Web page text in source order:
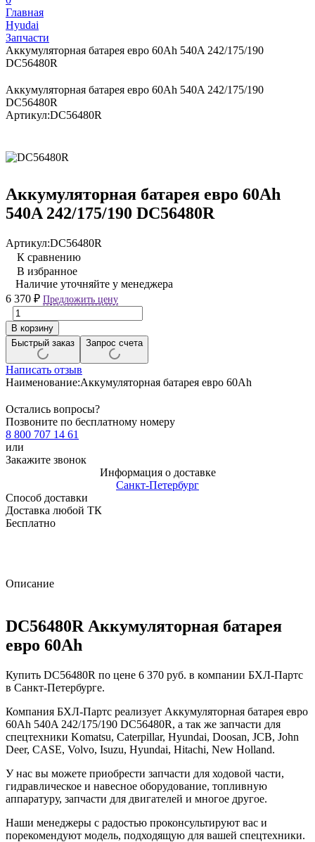
Главная
Hyudai
Запчасти
Аккумуляторная батарея евро 60Ah 540A 242/175/190
DC56480R
Аккумуляторная батарея евро 60Ah 540A 242/175/190
DC56480R
Артикул:DC56480R
Аккумуляторная батарея евро 60Ah
540A 242/175/190 DC56480R
Артикул:DC56480R
К сравнению
В избранное
Наличие уточняйте у менеджера
6 370 ₽ Предложить цену
В корзину
Быстрый заказ
Запрос счета
Написать отзыв
Наименование:Аккумуляторная батарея евро 60Ah
Остались вопросы?
Позвоните по бесплатному номеру
8 800 707 14 61
или
Закажите звонок
Информация о доставке
Санкт-Петербург
Способ доставки
Доставка любой ТК
Бесплатно
Описание
DC56480R Аккумуляторная батарея
евро 60Ah
Купить DC56480R по цене 6 370 руб. в компании БХЛ-Партс
в Санкт-Петербурге.
Компания БХЛ-Партс реализует Аккумуляторная батарея евро
60Ah 540A 242/175/190 DC56480R, а так же запчасти для
спецтехники Komatsu, Caterpillar, Hyundai, Doosan, JCB, John
Deer, CASE, Volvo, Isuzu, Hyundai, Hitachi, New Holland.
У нас вы можете приобрести запчасти для ходовой части,
гидравлическое и навесное оборудование, топливную
аппаратуру, запчасти для двигателей и многое другое.
Наши менеджеры с радостью проконсультируют вас и
порекомендуют модель, подходящую для вашей спецтехники.